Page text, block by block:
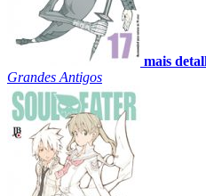
mais
Grandes Antigos